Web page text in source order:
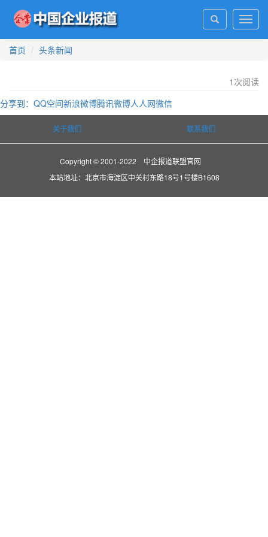
首页
头条新闻
1 次阅读
分享到： QQ空间新浪微博腾讯微博人人网微信
关于我们 联系我们
Copyright © 2001-2022 中企报道联盟官网
本站地址：北京市海淀区中关村东路18号1号楼B1608